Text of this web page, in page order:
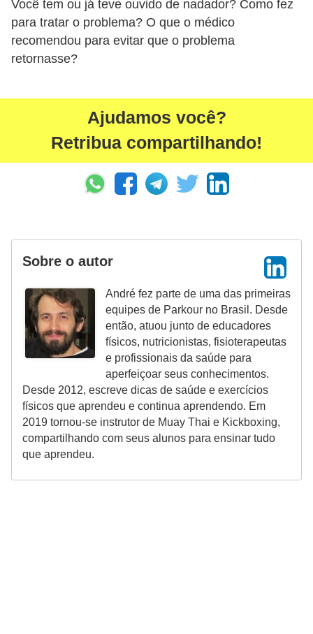
Você tem ou já teve ouvido de nadador? Como fez
para tratar o problema? O que o médico
recomendou para evitar que o problema
retornasse?
Ajudamos você?
Retribua compartilhando!
Sobre o autor
André fez parte de uma das primeiras
equipes de Parkour no Brasil. Desde
então, atuou junto de educadores
físicos, nutricionistas, fisioterapeutas
e profissionais da saúde para
aperfeiçoar seus conhecimentos.
Desde 2012, escreve dicas de saúde e exercícios
físicos que aprendeu e continua aprendendo. Em
2019 tornou-se instrutor de Muay Thai e Kickboxing,
compartilhando com seus alunos para ensinar tudo
que aprendeu.